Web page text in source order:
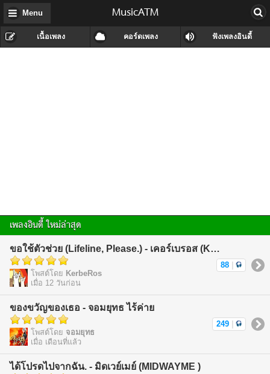
Menu MusicATM
เนื้อเพลง คอร์ดเพลง ฟังเพลงอินดี้
เพลงอินดี้ ใหม่ล่าสุด
ขอใช้ตัวช่วย (Lifeline, Please.) - เคอร์เบรอส (KerBeRos)
โพสต์โดย KerbeRos
เมื่อ 12 วันก่อน
88
ของขวัญของเธอ - จอมยุทธ ไร้ค่าย
โพสต์โดย จอมยุทธ
เมื่อ เดือนที่แล้ว
249
ได้โปรดไปจากฉัน. - มิดเวย์เมย์ (MIDWAYME )